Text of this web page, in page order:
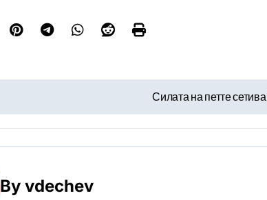
Силата на петте сетива
By vdechev